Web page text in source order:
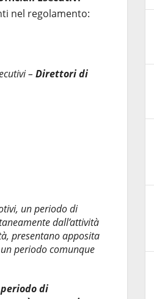
nel regolamento:
– Direttori di
un periodo di
dall’attività
presentano apposita
periodo comunque
di